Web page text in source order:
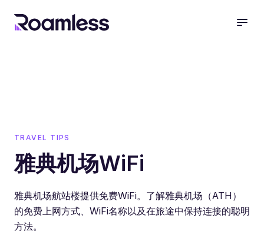
TRAVEL TIPS
雅典机场WiFi
雅典机场航站楼提供免费WiFi。了解雅典机场（ATH）
的免费上网方式、WiFi名称以及在旅途中保持连接的聪明
方法。